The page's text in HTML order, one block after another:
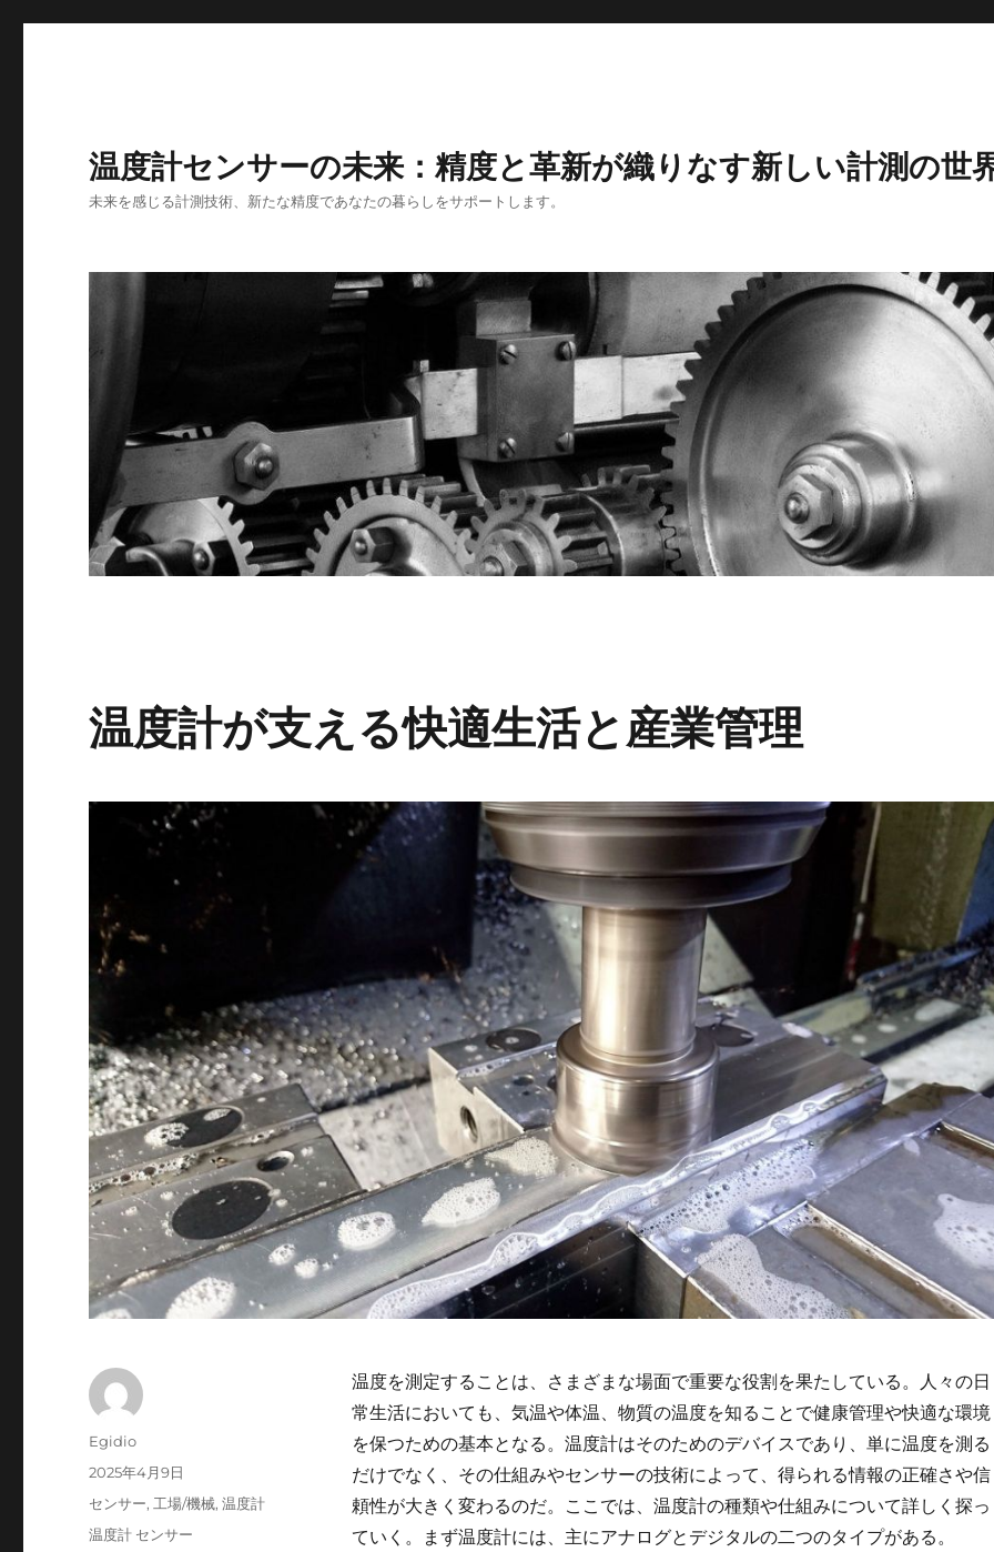
温度計センサーの未来：精度と革新が織りなす新しい計測の世
未来を感じる計測技術、新たな精度であなたの暮らしをサポートします。
温度計が支える快適生活と産業管理
温度を測定することは、さまざまな場面で重要な役割を果たしている。
人々の日
常生活においても、気温や体温、物質の温度を知ることで健康管理や快適な環境
を保つための基本となる。温度計はそのためのデバイスであり、単に温度を測る
だけでなく、その仕組みやセンサーの技術によって、得られる情報の正確さや信
頼性が大きく変わるのだ。ここでは、温度計の種類や仕組みについて詳しく探っ
ていく。まず温度計には、主にアナログとデジタルの二つのタイプがある。
投
稿
Egidio
投
稿
2025年4月9日
カ
テ
センサー,工場/機械,温度計
タ
温度計 センサー